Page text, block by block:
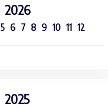
2026
5 6 7 8 9 10 11 12
2025